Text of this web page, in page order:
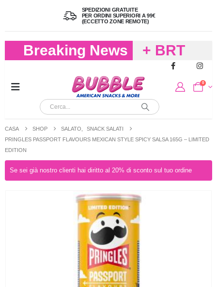
SPEDIZIONI GRATUITE
PER ORDINI SUPERIORI A 99€
(ECCETTO ZONE REMOTE)
Breaking News
+ BRT
FREDDO
PER
E
A 19,90
(FINO A 4,9
KG) –
CONSEGNA
IN 24/48
0
CASA SHOP SALATO
SNACK SALATI
PRINGLES PASSPORT FLAVOURS MEXICAN STYLE SPICY SALSA 165G – LIMITED
EDITION
Se sei già nostro clienti hai diritto al 20% di sconto sul tuo ordine